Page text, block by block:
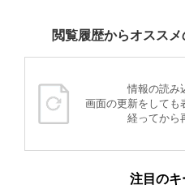
閲覧履歴からオスス
情報の読み
画面の更新をしても
経ってから
注目のキ